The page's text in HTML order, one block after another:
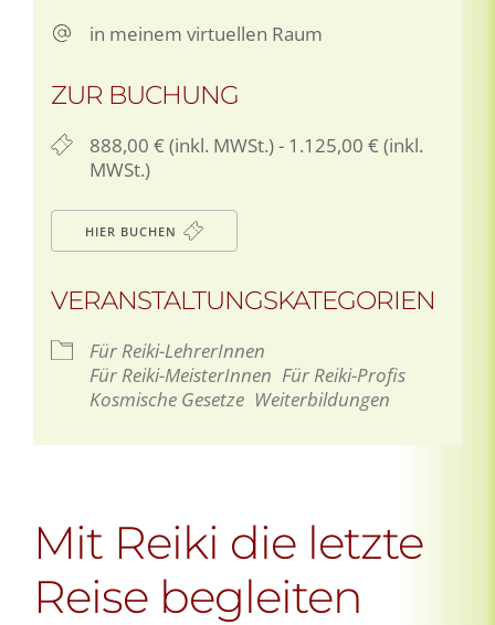
in meinem virtuellen Raum
ZUR BUCHUNG
888,00 € (inkl. MWSt.) - 1.125,00 € (inkl.
MWSt.)
HIER BUCHEN
VERANSTALTUNGSKATEGORIEN
Für Reiki-LehrerInnen
Für Reiki-MeisterInnen Für Reiki-Profis
Kosmische Gesetze Weiterbildungen
Mit Reiki die letzte
Reise begleiten